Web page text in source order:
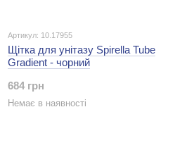
Артикул: 10.17955
Щітка для унітазу Spirella Tube
Gradient - чорний
684 грн
Немає в наявності